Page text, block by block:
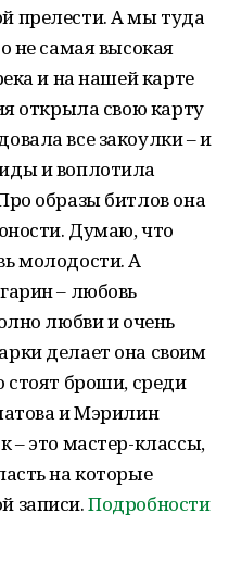
прелести. А мы туда
не самая высокая
и на нашей карте
открыла свою карту
все закоулки – и
и воплотила
образы битлов она
Думаю, что
молодости. А
– любовь
любви и очень
делает она своим
стоят броши, среди
и Мэрилин
– это мастер-классы,
на которые
записи.Подробности